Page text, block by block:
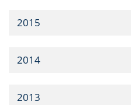
2015
2014
2013